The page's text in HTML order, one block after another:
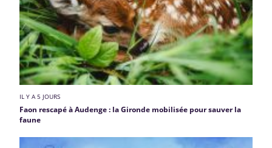
IL Y A 5 JOURS
Faon rescapé à Audenge : la Gironde mobilisée pour sauver la
faune